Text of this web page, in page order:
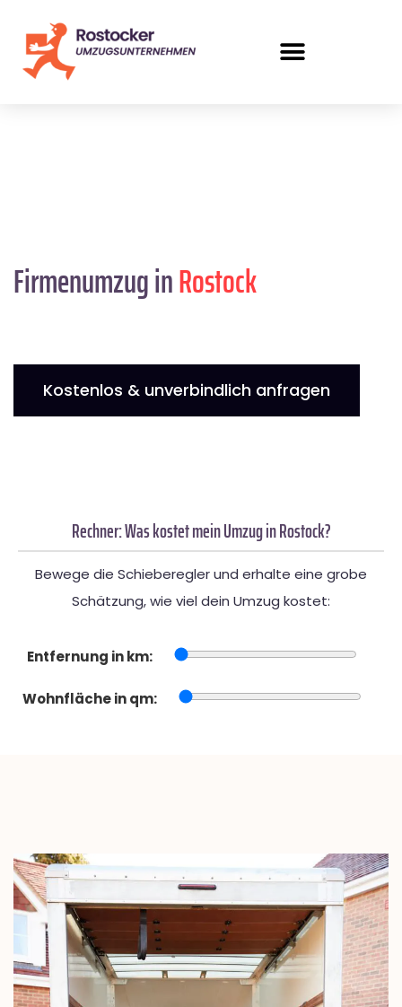
Firmenumzug inRostock
Kostenlos & unverbindlich anfragen
Rechner: Was kostet mein Umzug in Rostock?
Bewege die Schieberegler und erhalte eine grobe
Schätzung, wie viel dein Umzug kostet:
Entfernung in km:
Wohnfläche in qm: